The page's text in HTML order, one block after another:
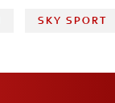
SKY SPORT